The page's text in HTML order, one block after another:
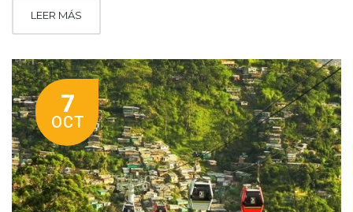
LEER MÁS
7
OCT